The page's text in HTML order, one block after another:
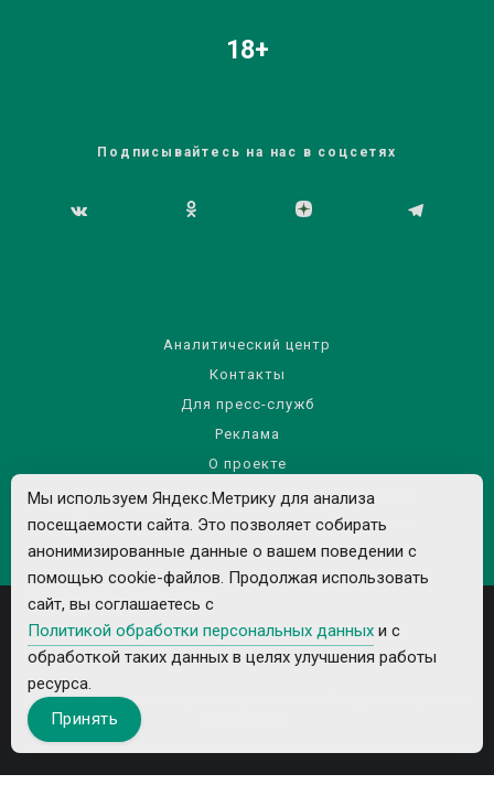
18+
Подписывайтесь на нас в соцсетях
Аналитический центр
Контакты
Для пресс-служб
Реклама
О проекте
Правила использования материалов сайта
Политика обработки персональных данных
Все рекламируемые товары и услуги имеют необходимые лицензии и
Мы используем Яндекс.Метрику для анализа
посещаемости сайта. Это позволяет собирать
анонимизированные данные о вашем поведении с
помощью cookie-файлов. Продолжая использовать
сайт, вы соглашаетесь с
Политикой обработки персональных данных и с
обработкой таких данных в целях улучшения работы
ресурса.
Принять